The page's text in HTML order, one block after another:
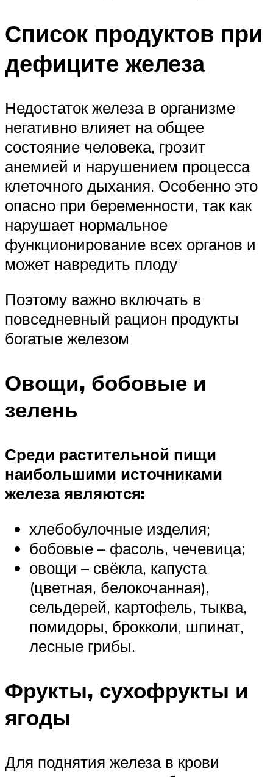
Список продуктов при
дефиците железа
Недостаток железа в организме
негативно влияет на общее
состояние человека, грозит
анемией и нарушением процесса
клеточного дыхания. Особенно это
опасно при беременности, так как
нарушает нормальное
функционирование всех органов и
может навредить плоду
Поэтому важно включать в
повседневный рацион продукты
богатые железом
Овощи, бобовые и
зелень
Среди растительной пищи
наибольшими источниками
железа являются:
хлебобулочные изделия;
бобовые – фасоль, чечевица;
овощи – свёкла, капуста
(цветная, белокочанная),
сельдерей, картофель, тыква,
помидоры, брокколи, шпинат,
лесные грибы.
Фрукты, сухофрукты и
ягоды
Для поднятия железа в крови